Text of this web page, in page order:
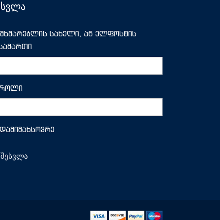
სახელი, ან ელფოსტის
დამიმახსოვრე
შესვლა